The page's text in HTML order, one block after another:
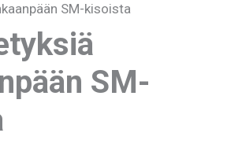
SM-kisoista
SM-